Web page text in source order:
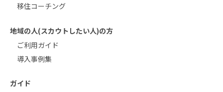
移住コーチング
地域の人(スカウトしたい人)の方
ご利用ガイド
導入事例集
ガイド